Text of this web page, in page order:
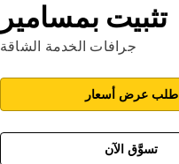
تثبيت بمسامير
جرافات الخدمة الشاقة
طلب عرض أسعار
تسوَّق الآن